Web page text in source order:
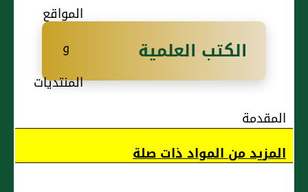
عَنْهُ
وَمَنْ (...)فِي الْمَرْأَةِ
يُتَوَفَّى
إِنَّهَا إِذَا
خَشِيَتْ عَلَى
بَصَرِهَا مِنْ
تَقُولُ
تَجْمَعُ الْحَادُّ
رَأْسَهَا
بِالسِّدْرِ
وَالزَّيْتِ
لَا أَعْلَمُ فِي
الكتب العلمية
المقدمة
المزيد من المواد ذات صلة